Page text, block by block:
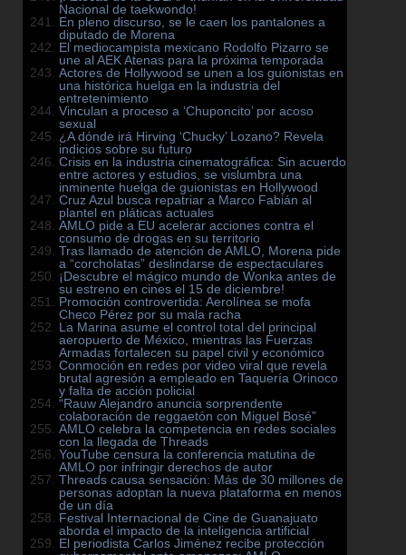
Nacional de taekwondo!
En pleno discurso, se le caen los pantalones a
diputado de Morena
El mediocampista mexicano Rodolfo Pizarro se
une al AEK Atenas para la próxima temporada
Actores de Hollywood se unen a los guionistas en
una histórica huelga en la industria del
entretenimiento
Vinculan a proceso a ‘Chuponcito’ por acoso
sexual
¿A dónde irá Hirving ‘Chucky’ Lozano? Revela
indicios sobre su futuro
Crisis en la industria cinematográfica: Sin acuerdo
entre actores y estudios, se vislumbra una
inminente huelga de guionistas en Hollywood
Cruz Azul busca repatriar a Marco Fabián al
plantel en pláticas actuales
AMLO pide a EU acelerar acciones contra el
consumo de drogas en su territorio
Tras llamado de atención de AMLO, Morena pide
a “corcholatas” deslindarse de espectaculares
¡Descubre el mágico mundo de Wonka antes de
su estreno en cines el 15 de diciembre!
Promoción controvertida: Aerolínea se mofa
Checo Pérez por su mala racha
La Marina asume el control total del principal
aeropuerto de México, mientras las Fuerzas
Armadas fortalecen su papel civil y económico
Conmoción en redes por video viral que revela
brutal agresión a empleado en Taquería Orinoco
y falta de acción policial
“Rauw Alejandro anuncia sorprendente
colaboración de reggaetón con Miguel Bosé”
AMLO celebra la competencia en redes sociales
con la llegada de Threads
YouTube censura la conferencia matutina de
AMLO por infringir derechos de autor
Threads causa sensación: Más de 30 millones de
personas adoptan la nueva plataforma en menos
de un día
Festival Internacional de Cine de Guanajuato
aborda el impacto de la inteligencia artificial
El periodista Carlos Jiménez recibe protección